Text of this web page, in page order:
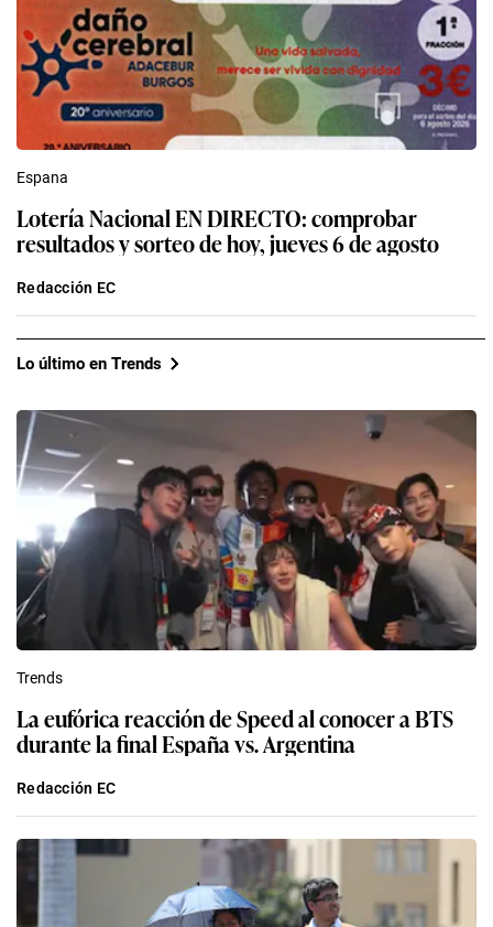
Espana
Lotería Nacional EN DIRECTO: comprobar
resultados y sorteo de hoy, jueves 6 de agosto
Redacción EC
Lo último en Trends
Trends
La eufórica reacción de Speed al conocer a BTS
durante la final España vs. Argentina
Redacción EC